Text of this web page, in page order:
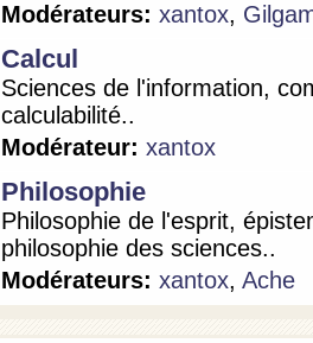
Modérateurs: xantox,
Calcul
Sciences de l'information,
calculabilité..
Modérateur: xantox
Philosophie
Philosophie de l'esprit,
philosophie des sciences..
Modérateurs: xantox, Ache